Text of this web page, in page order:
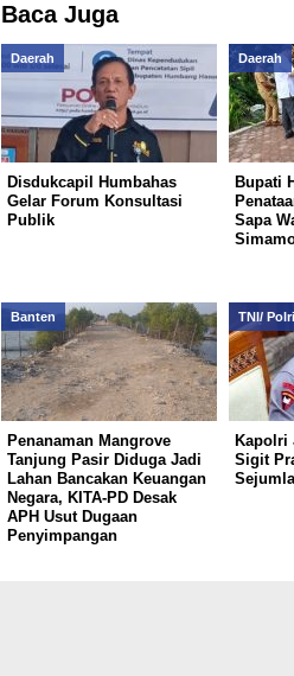
Baca Juga
Daerah
Disdukcapil Humbahas
Gelar Forum Konsultasi
Publik
Daerah
Bupati
Sapa
Banten
Penanaman Mangrove
Tanjung Pasir Diduga Jadi
Lahan Bancakan Keuangan
Negara, KITA-PD Desak
APH Usut Dugaan
Penyimpangan
TNI/ Polri
Kapolri
Sigit